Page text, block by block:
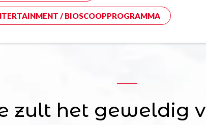
/ BIOSCOOPPROGRAMMA
zult het geweldig